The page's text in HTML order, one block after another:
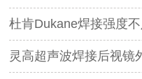
杜肯Dukane焊接强度不
灵高超声波焊接后视镜外